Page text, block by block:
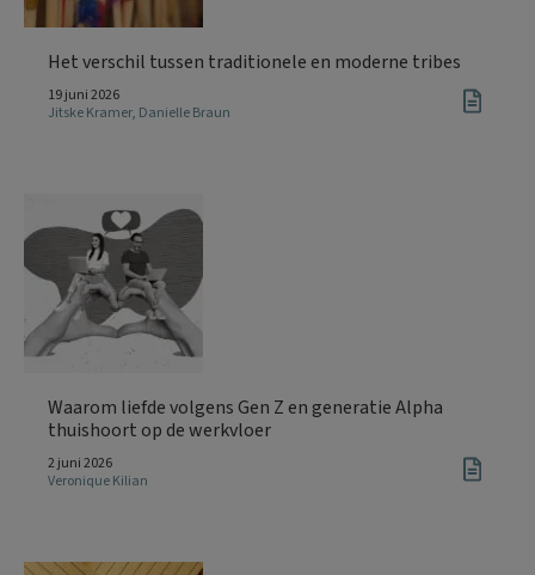
Het verschil tussen traditionele en moderne tribes
19 juni 2026
Jitske Kramer, Danielle Braun
Waarom liefde volgens Gen Z en generatie Alpha
thuishoort op de werkvloer
2 juni 2026
Veronique Kilian